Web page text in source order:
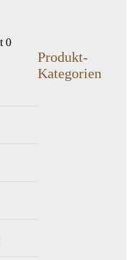
0
Produkt-
Kategorien